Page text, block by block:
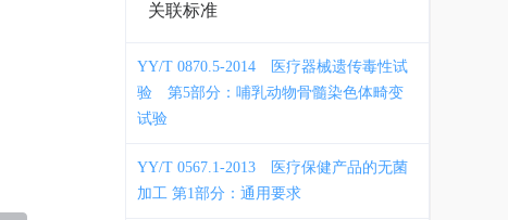
关联标准
YY/T 0870.5-2014
医疗器械遗传毒性试
验 第5部分：哺乳动物骨髓染色体畸变
试验
YY/T 0567.1-2013
医疗保健产品的无菌
加工 第1部分：通用要求